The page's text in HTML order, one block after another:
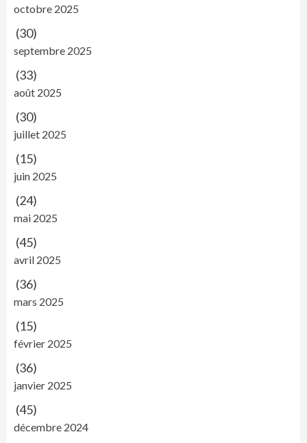
octobre 2025
(30)
septembre 2025
(33)
août 2025
(30)
juillet 2025
(15)
juin 2025
(24)
mai 2025
(45)
avril 2025
(36)
mars 2025
(15)
février 2025
(36)
janvier 2025
(45)
décembre 2024